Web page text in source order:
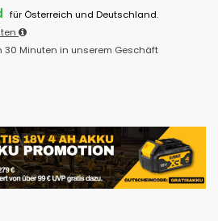
für Österreich und Deutschland.
30 Minuten in unserem Geschäft